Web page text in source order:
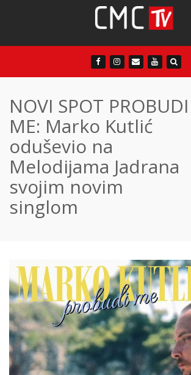
NOVI SPOT PROBUDI
ME: Marko Kutlić
oduševio na
Melodijama Jadrana
svojim novim
singlom